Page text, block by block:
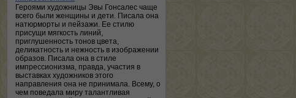
Героями художницы Эвы Гонсалес чаще
всего были женщины и дети. Писала она
натюрморты и пейзажи. Ее стилю
присущи мягкость линий,
приглушенность тонов цвета,
деликатность и нежность в изображении
образов. Писала она в стиле
импрессионизма, правда, участия в
выставках художников этого
направления она не принимала. Всему, о
чем поведала миру талантливая